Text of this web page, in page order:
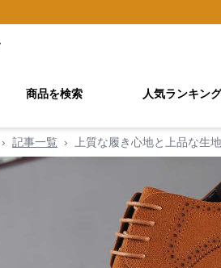
商品を検索 人気ランキング
› 記事一覧 › 上質な履き心地と上品な生